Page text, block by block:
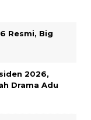
Resmi, Big
2026,
Drama Adu